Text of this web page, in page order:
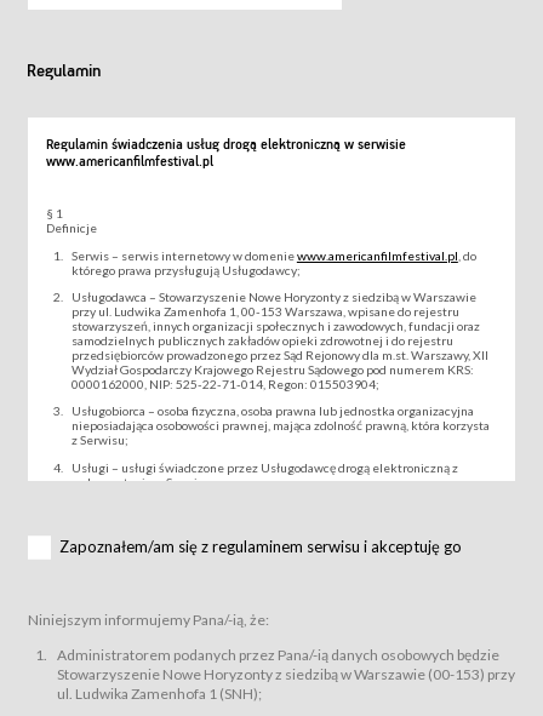
Regulamin
Regulamin świadczenia usług drogą elektroniczną w serwisie
www.americanfilmfestival.pl
§ 1
Definicje
Serwis – serwis internetowy w domeniewww.americanfilmfestival.pl , do
którego prawa przysługują Usługodawcy;
Usługodawca – Stowarzyszenie Nowe Horyzonty z siedzibą w Warszawie
przy ul. Ludwika Zamenhofa 1, 00-153 Warszawa, wpisane do rejestru
stowarzyszeń, innych organizacji społecznych i zawodowych, fundacji oraz
samodzielnych publicznych zakładów opieki zdrowotnej i do rejestru
przedsiębiorców prowadzonego przez Sąd Rejonowy dla m.st. Warszawy, XII
Wydział Gospodarczy Krajowego Rejestru Sądowego pod numerem KRS:
0000162000, NIP: 525-22-71-014, Regon: 015503904;
Usługobiorca – osoba fizyczna, osoba prawna lub jednostka organizacyjna
nieposiadająca osobowości prawnej, mająca zdolność prawną, która korzysta
z Serwisu;
Usługi – usługi świadczone przez Usługodawcę drogą elektroniczną z
wykorzystaniem Serwisu;
za pośrednictwem Serwisu;
podmiotom z branży mediów i filmowej (Akredytacje);
Bilety – wybrane dokumenty potwierdzające zawarcie umowy z
Usługodawcą i uprawniające do wzięcia udziału w Wydarzeniu,
przewidziane przez Usługodawcę dla danego Wydarzenia, tj. uprawniające
do uczestnictwa w wielu albo w pojedynczych seansach filmowych,
Zapoznałem/am się z regulaminem serwisu i akceptuję go
Niniejszym informujemy Pana/-ią, że:
Administratorem podanych przez Pana/-ią danych osobowych będzie
Stowarzyszenie Nowe Horyzonty z siedzibą w Warszawie (00-153) przy
ul. Ludwika Zamenhofa 1 (SNH);